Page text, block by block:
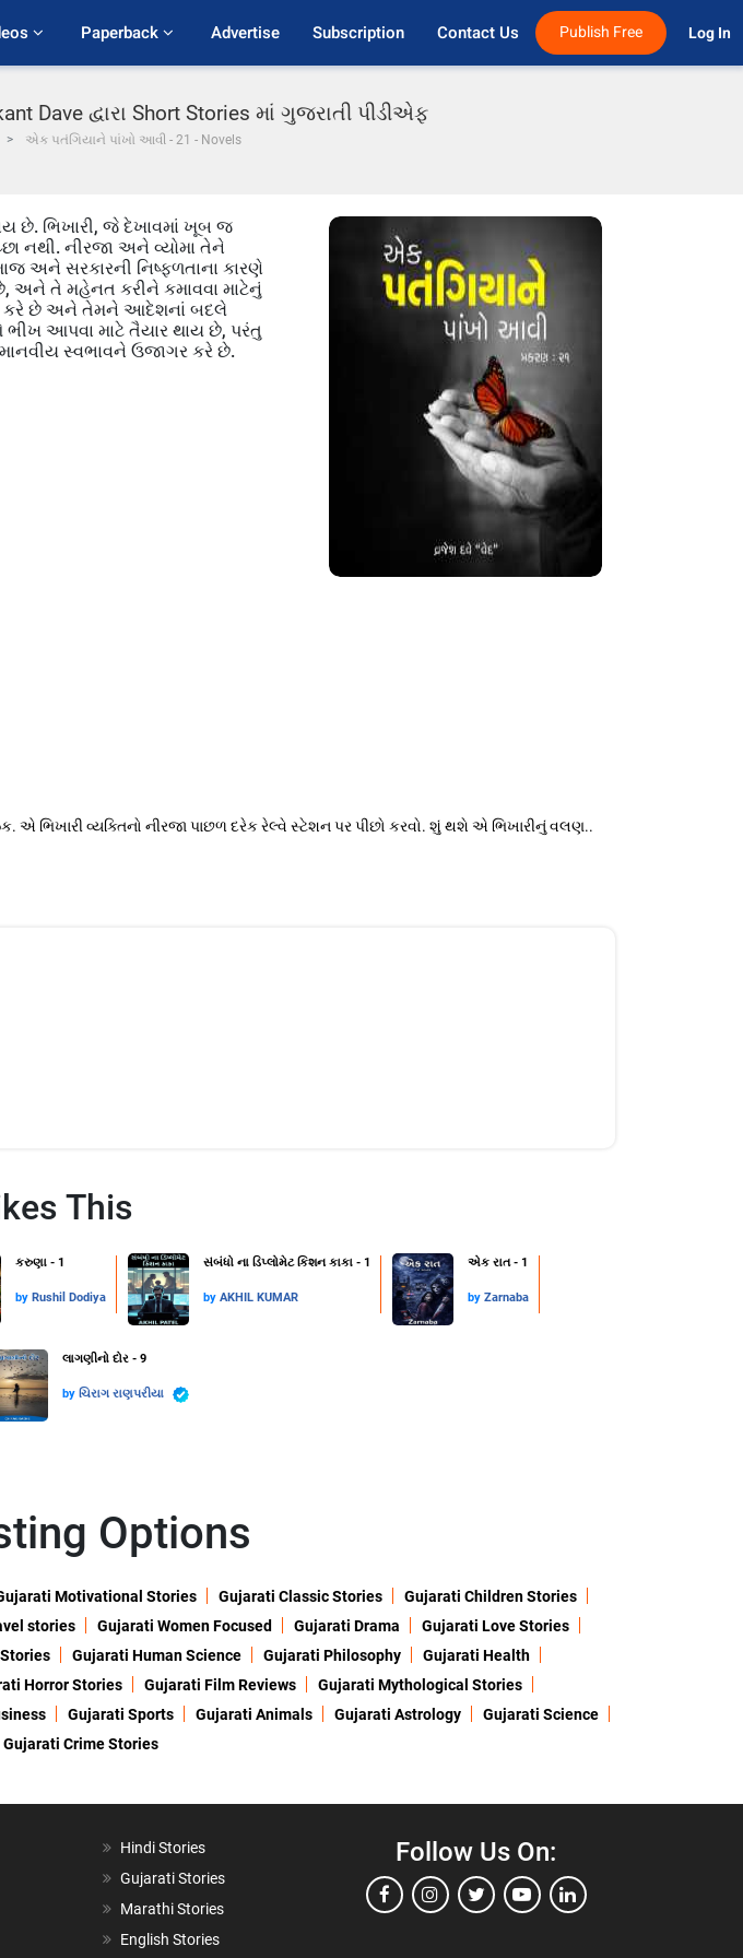
Paperback Advertise Subscription Contact Us Publish Free Log In
Dave દ્વારા Short Stories માં ગુજરાતી પીડીએફ
એક પતંગિયાને પાંખો આવી - 21 - Novels
છે. ભિખારી, જે દેખાવમાં ખૂબ જ
નથી. નીરજા અને વ્યોમા તેને
અને સરકારની નિષ્ફળતાના કારણે
અને તે મહેનત કરીને કમાવવા માટેનું
કરે છે અને તેમને આદેશનાં બદલે
આપવા માટે તૈયાર થાય છે, પરંતુ
સ્વભાવને ઉજાગર કરે છે.
એ ભિખારી વ્યક્તિનો નીરજા પાછળ દરેક રેલ્વે સ્ટેશન પર પીછો કરવો. શું થશે એ ભિખારીનું વલણ..
This
કરુણા - 1
by Rushil Dodiya
સંબંધો ના ડિપ્લોમેટ કિશન કાકા - 1
by AKHIL KUMAR
એક રાત - 1
by Zarnaba
લાગણીનો દોર - 9
by ચિરાગ રાણપરીયા
Options
Motivational Stories Gujarati Classic Stories
Gujarati Children Stories
stories Gujarati Women Focused Gujarati Drama
Gujarati Love Stories
Gujarati Human Science Gujarati Philosophy
Gujarati Health
Horror Stories Gujarati Film Reviews
Gujarati Mythological Stories
Gujarati Sports Gujarati Animals Gujarati Astrology
Gujarati Science
Gujarati Crime Stories
Hindi Stories
Gujarati Stories
Marathi Stories
English Stories
Follow Us On: